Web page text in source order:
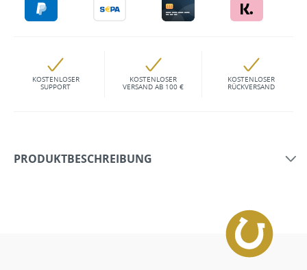
KOSTENLOSER
SUPPORT
KOSTENLOSER
VERSAND AB 100 €
KOSTENLOSER
RÜCKVERSAND
PRODUKTBESCHREIBUNG